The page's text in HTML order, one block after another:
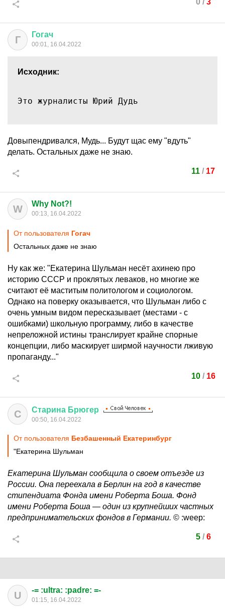
0 / 3
Г Гогач
00:01, 16.04.2022
Исходник:
Это журналисты Юрий Дудь
Довыпендривался, Мудь... Будут щас ему "вдуть"
делать. Остальных даже не знаю.
11 / 17
W Why Not?!
00:13, 16.04.2022
От пользователя Гогач
Остальных даже не знаю
Ну как же: "Екатерина Шульман несёт ахинею про
историю СССР и проклятых леваков, но многие же
считают её маститым политологом и социологом.
Однако на поверку оказывается, что Шульман либо с
очень умным видом пересказывает (местами - с
ошибками) школьную программу, либо в качестве
непреложной истины транслирует крайне спорные
концепции, либо маскирует ширмой научности лживую
пропаганду..."
10/ 16
С Старина Брюгер
00:50, 16.04.2022
От пользователя Безбашенный Екатеринбург
"Екатерина Шульман
Екатерина Шульман сообщила о своем отъезде из
России. Она переехала в Берлин на год в качестве
стипендиата Фонда имени Роберта Боша. Фонд
имени Роберта Боша — один из крупнейших частных
предпринимательских фондов в Германии. © :weep:
5/ 6
U -= :ultra: :padre: =-
01:15, 16.04.2022